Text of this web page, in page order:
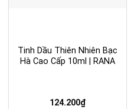
Tinh Dầu Thiên Nhiên Bạc
Hà Cao Cấp 10ml | RANA
124.200₫